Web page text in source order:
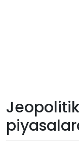
Künye
Giriş
Yap